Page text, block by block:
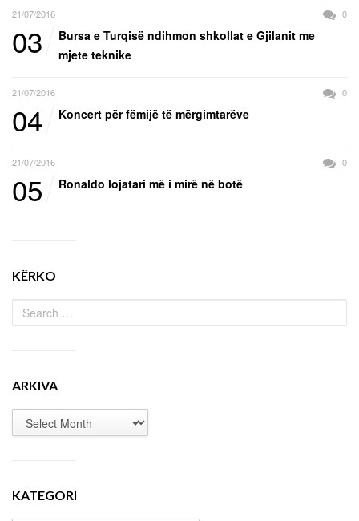
21/07/2016 0
03
Bursa e Turqisë ndihmon shkollat e Gjilanit me
mjete teknike
21/07/2016 0
04 Koncert për fëmijë të mërgimtarëve
21/07/2016 0
05 Ronaldo lojatari më i mirë në botë
KËRKO
ARKIVA
KATEGORI